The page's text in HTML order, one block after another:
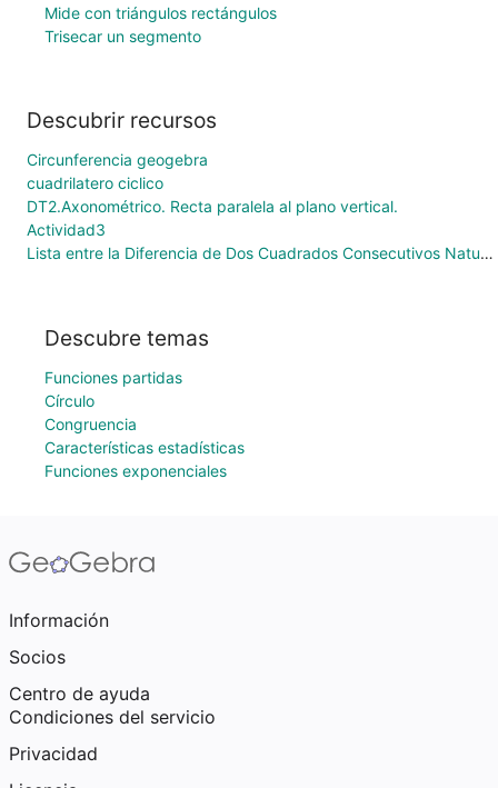
Mide con triángulos rectángulos
Trisecar un segmento
Descubrir recursos
Circunferencia geogebra
cuadrilatero ciclico
DT2.Axonométrico. Recta paralela al plano vertical.
Actividad3
Lista entre la Diferencia de Dos Cuadrados Consecutivos Naturales, Consecutivos Impares & Consecutivos Pares utilizando los comandos Sequence, Zip y TableText.
Descubre temas
Funciones partidas
Círculo
Congruencia
Características estadísticas
Funciones exponenciales
Información
Socios
Centro de ayuda
Condiciones del servicio
Privacidad